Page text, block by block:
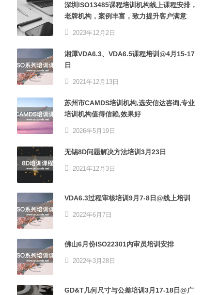
深圳ISO13485课程培训机构线上课程安排，
老牌机构，案例丰富，致力提升客户满意
2023年12月2日
湘潭VDA6.3、VDA6.5课程培训@4月15-17
日
2021年12月13日
苏州市CAMDS培训机构,选安信达咨询,专业
培训机构值得信赖,效果好
2026年5月19日
无锡8D问题解决方法培训3月23日
2021年12月3日
VDA6.3过程审核培训9月7-8日@线上培训
2022年6月7日
佛山6月份ISO22301内审员培训安排
2022年3月28日
GD&T几何尺寸与公差培训3月17-18日@广